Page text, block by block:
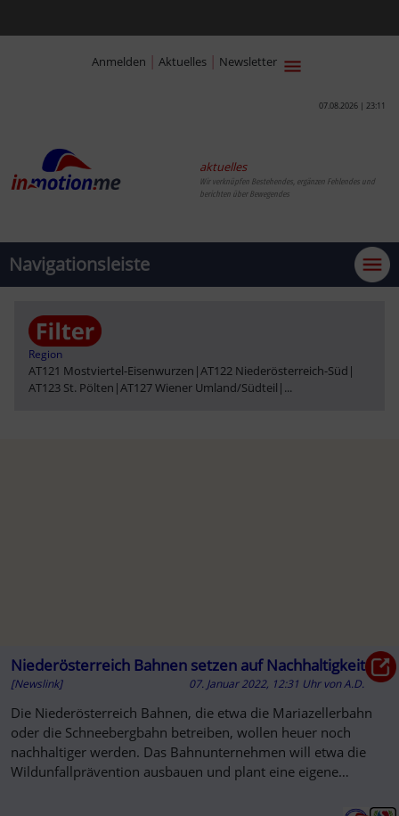
Anmelden | Aktuelles | Newsletter
07.08.2026 | 23:11
aktuelles
Wir verknüpfen Bestehendes, ergänzen Fehlendes und
berichten über Bewegendes
Navigationsleiste
Region
AT121 Mostviertel-Eisenwurzen |AT122 Niederösterreich-Süd |
AT123 St. Pölten |AT127 Wiener Umland/Südteil | ...
Niederösterreich Bahnen setzen auf Nachhaltigkeit
[Newslink] 07. Januar 2022, 12:31 Uhr vonA.D.
Die Niederösterreich Bahnen, die etwa die Mariazellerbahn
oder die Schneebergbahn betreiben, wollen heuer noch
nachhaltiger werden. Das Bahnunternehmen will etwa die
Wildunfallprävention ausbauen und plant eine eigene